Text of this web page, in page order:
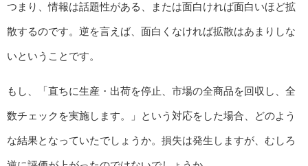
つまり、情報は話題性がある、または面白ければ面白いほど拡
散するのです。逆を言えば、面白くなければ拡散はあまりしな
いということです。
もし、「直ちに生産・出荷を停止、市場の全商品を回収し、全
数チェックを実施します。」という対応をした場合、どのよう
な結果となっていたでしょうか。損失は発生しますが、むしろ